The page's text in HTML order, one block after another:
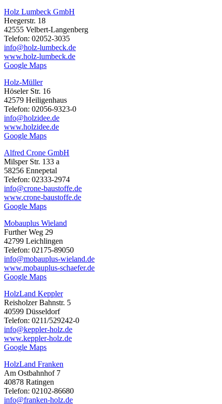
Holz Lumbeck GmbH
Heegerstr. 18
42555 Velbert-Langenberg
Telefon: 02052-3035
info@holz-lumbeck.de
www.holz-lumbeck.de
Google Maps
Holz-Müller
Höseler Str. 16
42579 Heiligenhaus
Telefon: 02056-9323-0
info@holzidee.de
www.holzidee.de
Google Maps
Alfred Crone GmbH
Milsper Str. 133 a
58256 Ennepetal
Telefon: 02333-2974
info@crone-baustoffe.de
www.crone-baustoffe.de
Google Maps
Mobauplus Wieland
Further Weg 29
42799 Leichlingen
Telefon: 02175-89050
info@mobauplus-wieland.de
www.mobauplus-schaefer.de
Google Maps
HolzLand Keppler
Reisholzer Bahnstr. 5
40599 Düsseldorf
Telefon: 0211/529242-0
info@keppler-holz.de
www.keppler-holz.de
Google Maps
HolzLand Franken
Am Ostbahnhof 7
40878 Ratingen
Telefon: 02102-86680
info@franken-holz.de